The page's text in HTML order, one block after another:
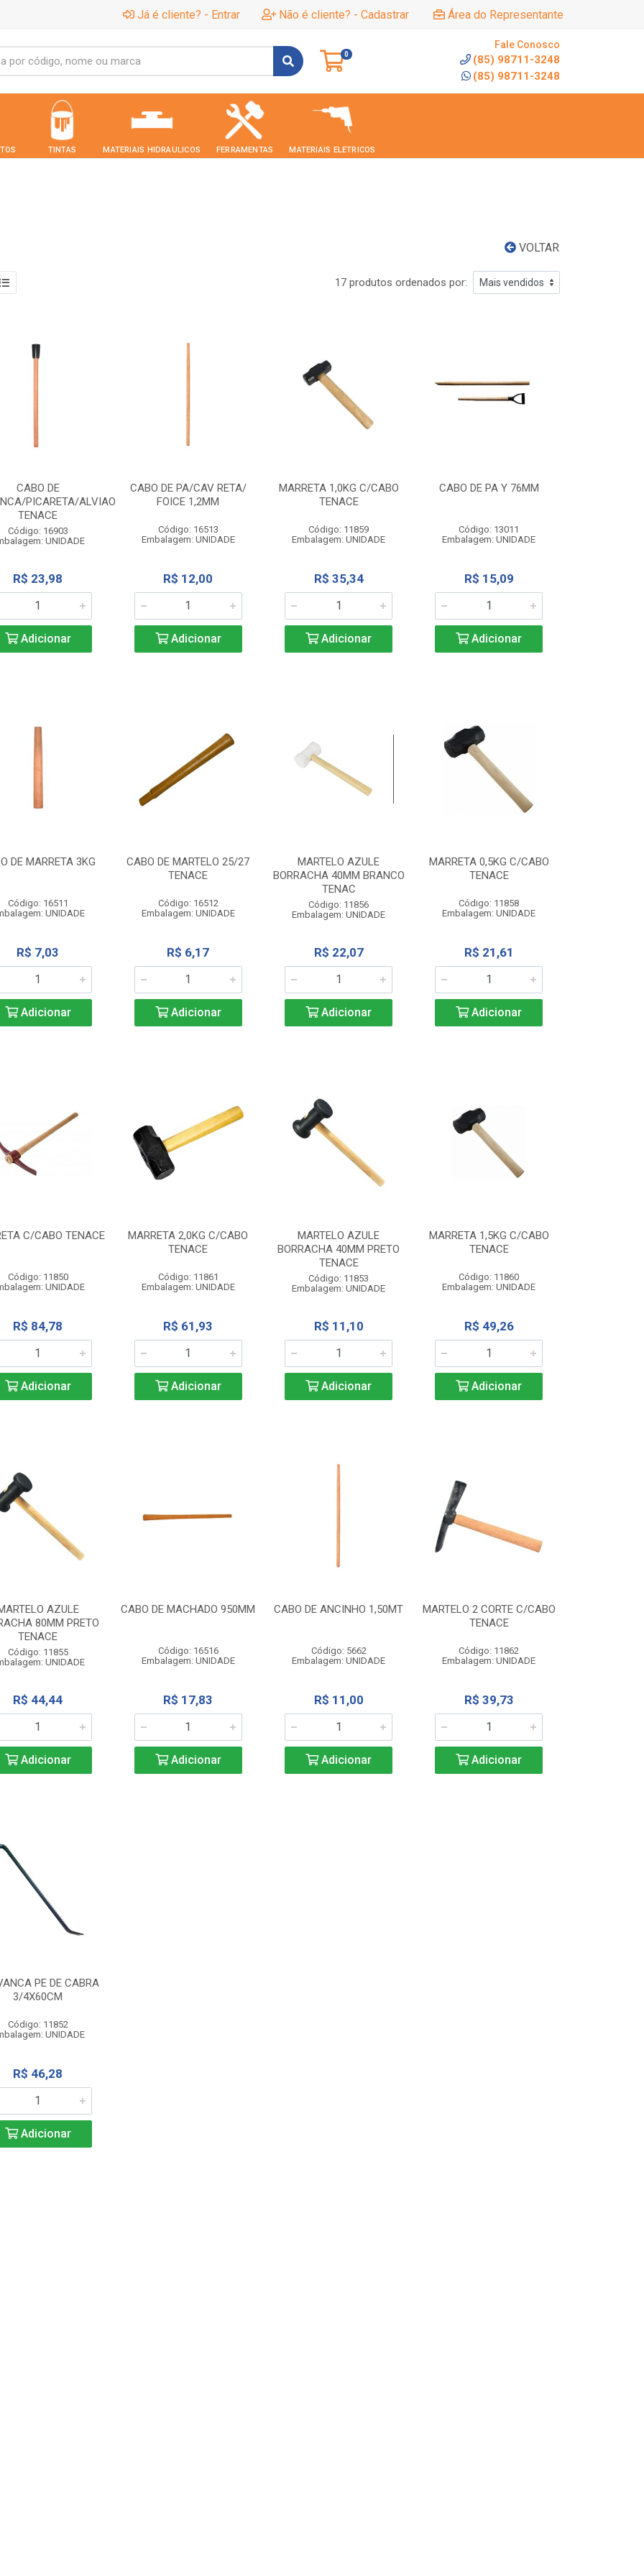
Já é cliente? - Entrar Não é cliente? - Cadastrar Área do Representante
0
Fale Conosco
(85) 98711-3248
(85) 98711-3248
TINTAS MATERIAIS HIDRAULICOS FERRAMENTAS MATERIAIS ELETRICOS
VOLTAR
17 produtos ordenados por:
CABO DE
PICARETA/ALVIAO
TENACE
Código: 16903
UNIDADE
R$ 23,98
Adicionar
CABO DE PA/CAV RETA/
FOICE 1,2MM
Código: 16513
Embalagem: UNIDADE
R$ 12,00
Adicionar
MARRETA 1,0KG C/CABO
TENACE
Código: 11859
Embalagem: UNIDADE
R$ 35,34
Adicionar
CABO DE PA Y 76MM
Código: 13011
Embalagem: UNIDADE
R$ 15,09
Adicionar
DE MARRETA 3KG
Código: 16511
UNIDADE
R$ 7,03
Adicionar
CABO DE MARTELO 25/27
TENACE
Código: 16512
Embalagem: UNIDADE
R$ 6,17
Adicionar
MARTELO AZULE
BORRACHA 40MM BRANCO
TENAC
Código: 11856
Embalagem: UNIDADE
R$ 22,07
Adicionar
MARRETA 0,5KG C/CABO
TENACE
Código: 11858
Embalagem: UNIDADE
R$ 21,61
Adicionar
C/CABO TENACE
Código: 11850
UNIDADE
R$ 84,78
Adicionar
MARRETA 2,0KG C/CABO
TENACE
Código: 11861
Embalagem: UNIDADE
R$ 61,93
Adicionar
MARTELO AZULE
BORRACHA 40MM PRETO
TENACE
Código: 11853
Embalagem: UNIDADE
R$ 11,10
Adicionar
MARRETA 1,5KG C/CABO
TENACE
Código: 11860
Embalagem: UNIDADE
R$ 49,26
Adicionar
AZULE
80MM PRETO
TENACE
Código: 11855
UNIDADE
R$ 44,44
Adicionar
CABO DE MACHADO 950MM
Código: 16516
Embalagem: UNIDADE
R$ 17,83
Adicionar
CABO DE ANCINHO 1,50MT
Código: 5662
Embalagem: UNIDADE
R$ 11,00
Adicionar
MARTELO 2 CORTE C/CABO
TENACE
Código: 11862
Embalagem: UNIDADE
R$ 39,73
Adicionar
PE DE CABRA
3/4X60CM
Código: 11852
UNIDADE
R$ 46,28
Adicionar